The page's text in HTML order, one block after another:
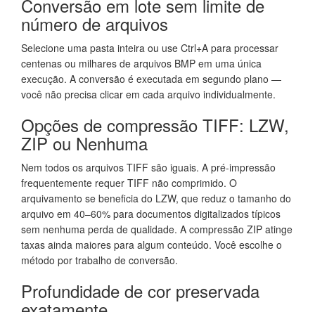
Conversão em lote sem limite de
número de arquivos
Selecione uma pasta inteira ou use Ctrl+A para processar
centenas ou milhares de arquivos BMP em uma única
execução. A conversão é executada em segundo plano —
você não precisa clicar em cada arquivo individualmente.
Opções de compressão TIFF: LZW,
ZIP ou Nenhuma
Nem todos os arquivos TIFF são iguais. A pré-impressão
frequentemente requer TIFF não comprimido. O
arquivamento se beneficia do LZW, que reduz o tamanho do
arquivo em 40–60% para documentos digitalizados típicos
sem nenhuma perda de qualidade. A compressão ZIP atinge
taxas ainda maiores para algum conteúdo. Você escolhe o
método por trabalho de conversão.
Profundidade de cor preservada